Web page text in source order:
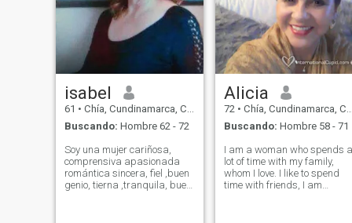
isabel
61 • Chía, Cundinamarca, Colombia
Buscando: Hombre 62 - 72
Soy una mujer cariñosa,
comprensiva apasionada
romántica sincera, fiel ,buen
genio, tierna ,tranquila, buen
Alicia
72 • Chía, Cundinamarca, Colombia
Buscando: Hombre 58 - 71
I am a woman who spends a
lot of time with my family,
whom I love. I like to spend
time with friends, I am